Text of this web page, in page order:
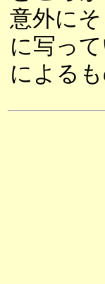
意外に
に写っ
による